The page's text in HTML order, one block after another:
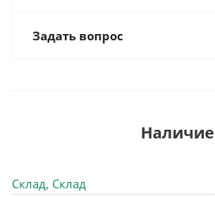
Задать вопрос
Наличие
Склад, Склад